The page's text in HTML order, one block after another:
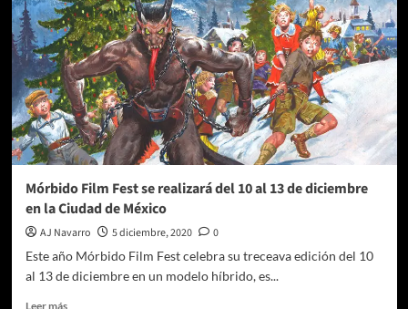
Mórbido Film Fest se realizará del 10 al 13 de diciembre
en la Ciudad de México
AJ Navarro 5 diciembre, 2020
0
Este año Mórbido Film Fest celebra su treceava edición del 10
al 13 de diciembre en un modelo híbrido, es...
Leer másLeer